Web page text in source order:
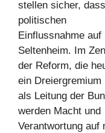
stellen sicher,
politischen
Einflussnahme
Seltenheim. Im
der Reform, die
ein Dreiergremium
als Leitung der
werden Macht und
Verantwortung auf